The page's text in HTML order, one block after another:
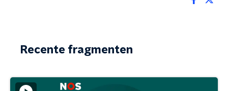
Recente fragmenten